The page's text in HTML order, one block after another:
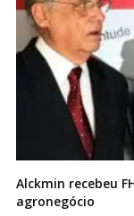
Alckmin recebeu
agronegócio